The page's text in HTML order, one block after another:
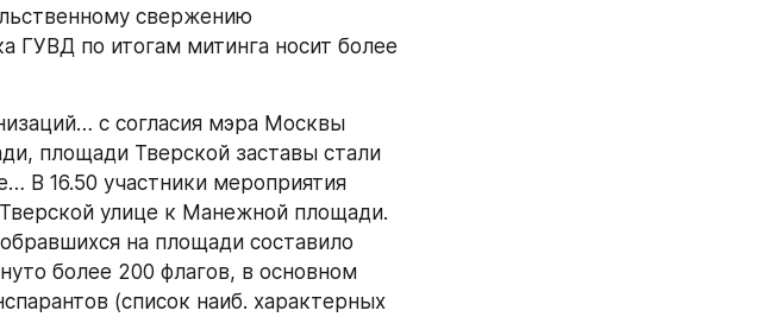
свержению
ГУВД по итогам митинга носит более
с согласия мэра Москвы
площади Тверской заставы стали
В 16.50 участники мероприятия
улице к Манежной площади.
на площади составило
более 200 флагов, в основном
(список наиб. характерных